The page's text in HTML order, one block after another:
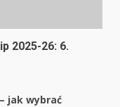
2025-26: 6.
jak wybrać